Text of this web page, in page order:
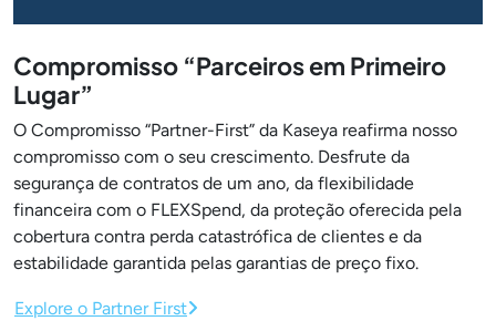
Compromisso “Parceiros em Primeiro
Lugar”
O Compromisso “Partner-First” da Kaseya reafirma nosso
compromisso com o seu crescimento. Desfrute da
segurança de contratos de um ano, da flexibilidade
financeira com o FLEXSpend, da proteção oferecida pela
cobertura contra perda catastrófica de clientes e da
estabilidade garantida pelas garantias de preço fixo.
Explore o Partner First